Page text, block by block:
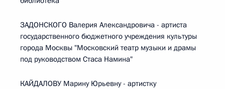
ЗАДОНСКОГО Валерия Александровича - артиста
государственного бюджетного учреждения культуры
города Москвы "Московский театр музыки и драмы
под руководством Стаса Намина"
КАЙДАЛОВУ Марину Юрьевну - артистку